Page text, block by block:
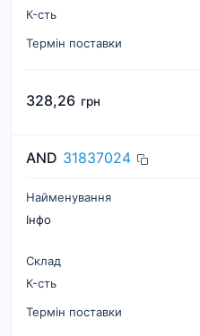
К-cть
Термін поставки
328,26 грн
AND 31837024
Найменування
Інфо
Склад
К-cть
Термін поставки